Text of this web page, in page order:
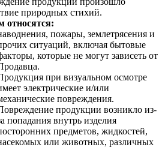
природных стихий.
относятся:
пожары, землетрясения и
ситуаций, включая бытовые
которые не могут зависеть от
при визуальном осмотре
электрические и/или
повреждения.
продукции возникло из-
попадания внутрь изделия
предметов, жидкостей,
или животных, различных